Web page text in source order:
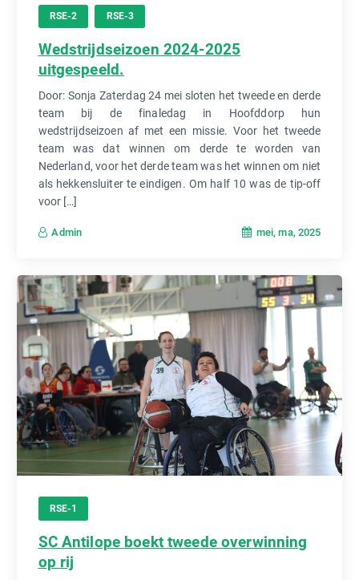
RSE-2 RSE-3
Wedstrijdseizoen 2024-2025
uitgespeeld.
Door: Sonja Zaterdag 24 mei sloten het tweede en derde
team bij de finaledag in Hoofddorp hun
wedstrijdseizoen af met een missie. Voor het tweede
team was dat winnen om derde te worden van
Nederland, voor het derde team was het winnen om niet
als hekkensluiter te eindigen. Om half 10 was de tip-off
voor […]
Admin mei, ma, 2025
RSE-1
SC Antilope boekt tweede overwinning
op rij